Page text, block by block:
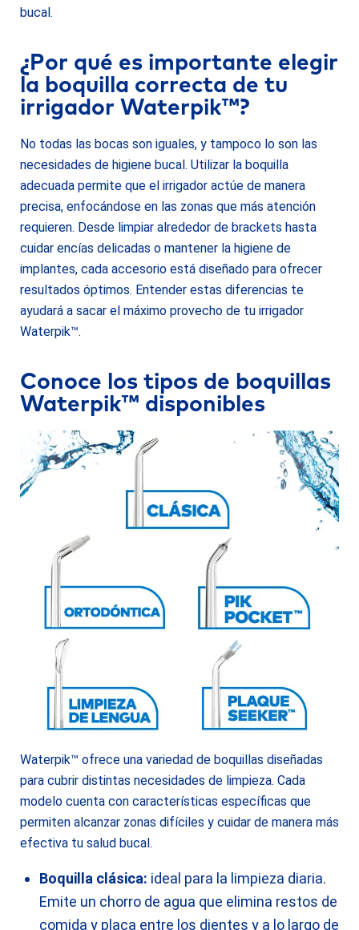
bucal.
¿Por qué es importante elegir
la boquilla correcta de tu
irrigador Waterpik™?
No todas las bocas son iguales, y tampoco lo son las
necesidades de higiene bucal. Utilizar la boquilla
adecuada permite que el irrigador actúe de manera
precisa, enfocándose en las zonas que más atención
requieren. Desde limpiar alrededor de brackets hasta
cuidar encías delicadas o mantener la higiene de
implantes, cada accesorio está diseñado para ofrecer
resultados óptimos. Entender estas diferencias te
ayudará a sacar el máximo provecho de tu irrigador
Waterpik™.
Conoce los tipos de boquillas
Waterpik™ disponibles
Waterpik™ ofrece una variedad de boquillas diseñadas
para cubrir distintas necesidades de limpieza. Cada
modelo cuenta con características específicas que
permiten alcanzar zonas difíciles y cuidar de manera más
efectiva tu salud bucal.
Boquilla clásica: ideal para la limpieza diaria.
Emite un chorro de agua que elimina restos de
comida y placa entre los dientes y a lo largo de